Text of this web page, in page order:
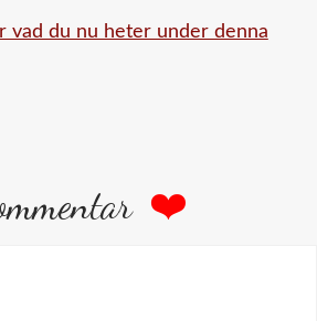
vad du nu heter under denna